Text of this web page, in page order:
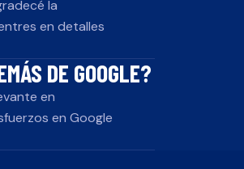
la
en detalles
DE GOOGLE?
en
en Google